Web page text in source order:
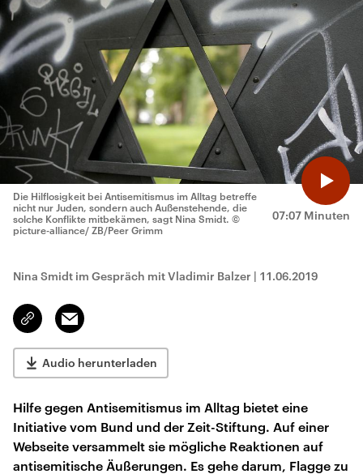
07:07 Minuten
Die Hilflosigkeit bei Antisemitismus im Alltag betreffe
nicht nur Juden, sondern auch Außenstehende, die
solche Konflikte mitbekämen, sagt Nina Smidt. ©
picture-alliance/ ZB/Peer Grimm
Nina Smidt im Gespräch mit Vladimir Balzer | 11.06.2019
Link
kopieren/teilen
Email
Audio herunterladen
Hilfe gegen Antisemitismus im Alltag bietet eine
Initiative vom Bund und der Zeit-Stiftung. Auf einer
Webseite versammelt sie mögliche Reaktionen auf
antisemitische Äußerungen. Es gehe darum, Flagge zu